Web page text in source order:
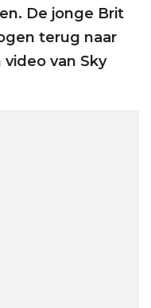
De jonge Brit
terug naar
van Sky